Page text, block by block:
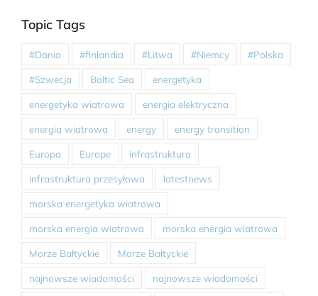
Topic Tags
#Dania #finlandia #Litwa #Niemcy #Polska
#Szwecja Baltic Sea energetyka
energetyka wiatrowa energia elektryczna
energia wiatrowa energy energy transition
Europa Europe infrastruktura
infrastruktura przesyłowa latestnews
morska energetyka wiatrowa
morska energia wiatrowa morska energia wiatrowa
Morze Bałtyckie Morze Bałtyckie
najnowsze wiadomości najnowsze wiadomości